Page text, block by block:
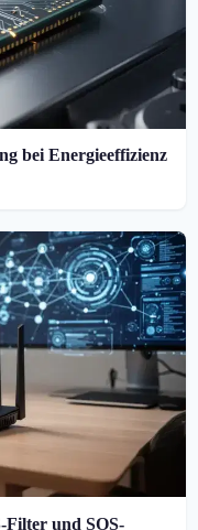
bei Energieeffizienz
und SOS-